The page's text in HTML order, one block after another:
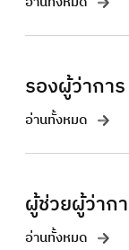
รองผู้ว่ากา
อ่านทั้งหมด
ผู้ช่วยผู้ว่าก
อ่านทั้งหมด